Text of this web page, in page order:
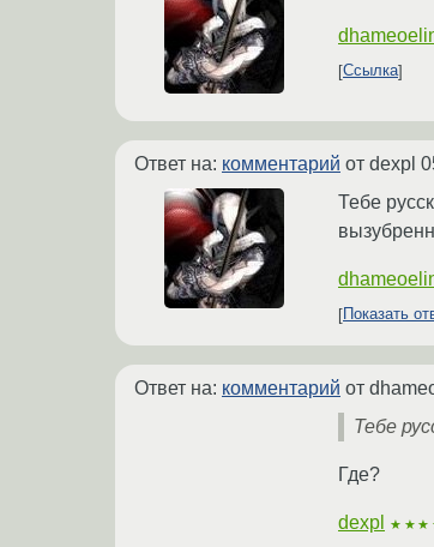
Ссылка
Ответ на: комментарий от dexpl
Тебе
Показать
Ответ на: комментарий от
Тебе
Где?
dexpl